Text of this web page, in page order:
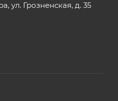
ул. Грозненская, д. 35